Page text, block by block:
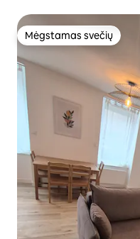
Mėgstamas svečių
Mėgstamas svečių